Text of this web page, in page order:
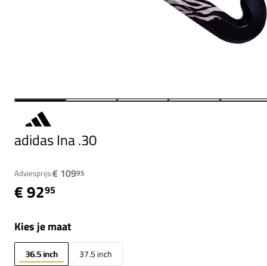
adidas Ina .30
Adviesprijs:€ 10995
€ 9295
Kies je maat
36.5 inch 37.5 inch